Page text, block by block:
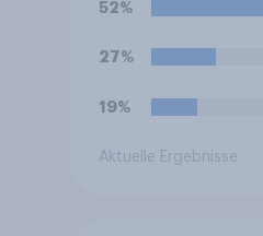
52%
27%
19%
Aktuelle Ergebnisse